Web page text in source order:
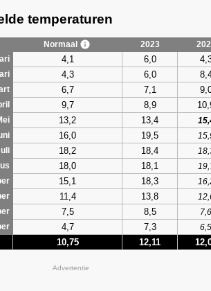
temperaturen
Normaal 2023
4,1 6,0
4,3 6,0
6,7 7,1
9,7 8,9
13,2 13,4
16,0 19,5
18,2 18,4
18,0 18,1
15,1 18,3
11,4 13,8
7,5 8,5
7,6
4,7 7,3 6,5
10,75 12,11
Advertentie